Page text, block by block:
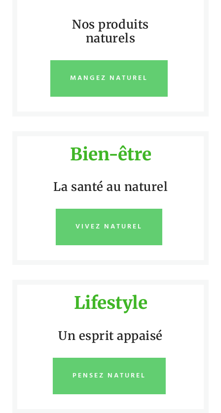
Nos produits
naturels
MANGEZ NATUREL
Bien-être
La santé au naturel
VIVEZ NATUREL
Lifestyle
Un esprit appaisé
PENSEZ NATUREL